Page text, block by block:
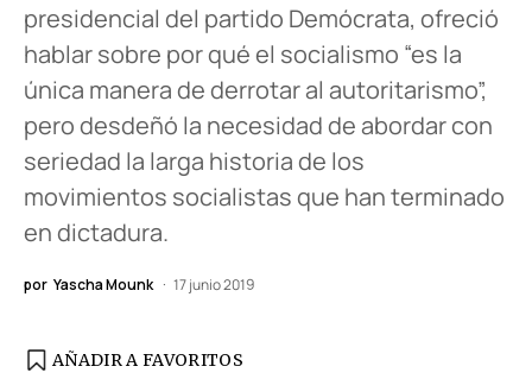
presidencial del partido Demócrata, ofreció
hablar sobre por qué el socialismo “es la
única manera de derrotar al autoritarismo”,
pero desdeñó la necesidad de abordar con
seriedad la larga historia de los
movimientos socialistas que han terminado
en dictadura.
por Yascha Mounk 17 junio 2019
AÑADIR A FAVORITOS